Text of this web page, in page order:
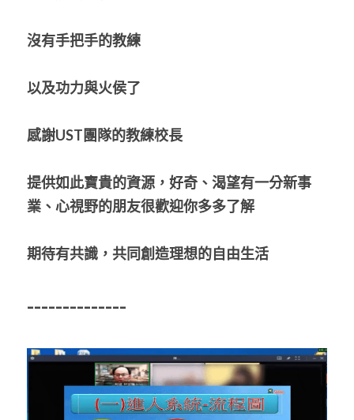
沒有手把手的教練
以及功力與火侯了
感謝UST團隊的教練校長
提供如此寶貴的資源，好奇、渴望有一分新事
業、心視野的朋友很歡迎你多多了解
期待有共識，共同創造理想的自由生活
--------------